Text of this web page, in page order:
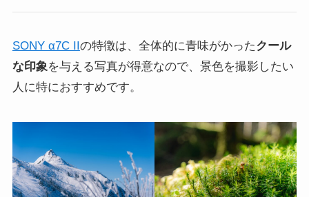
SONY α7C II の特徴は、全体的に青味がかったクール
な印象を与える写真が得意なので、景色を撮影したい
人に特におすすめです。